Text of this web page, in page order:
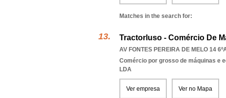
Matches in the search for:
Tractorluso - Comércio De
AV FONTES PEREIRA DE MELO 14
Comércio por grosso de máquinas e
LDA
Ver empresa Ver no Mapa